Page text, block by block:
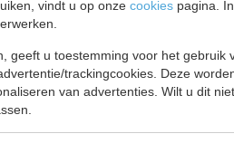
vindt u op onze cookies pagina.
geeft u toestemming voor het gebruik
trackingcookies. Deze
van advertenties. Wilt u dit